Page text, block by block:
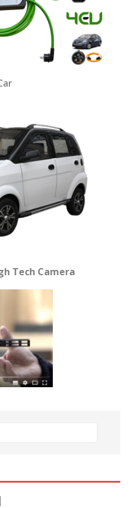
Tech Camera